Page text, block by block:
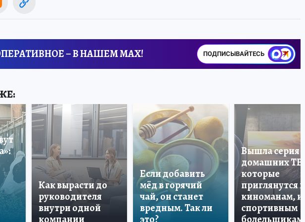
– В НАШЕМ MAX! ПОДПИСЫВАЙТЕСЬ
Как вырасти до
руководителя
внутри одной
компании
Если добавить
мёд в горячий
чай, он станет
вредным. Так ли
это?
Вышла серия
домашних ТВ,
которые
приглянутся и
киноманам, и
спортивным
болельщикам